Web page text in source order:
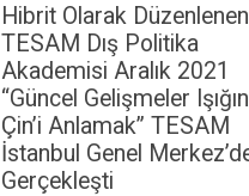
Hibrit Olarak Düzenlenen
TESAM Dış Politika
Akademisi Aralık 2021
“Güncel Gelişmeler
Çin’i Anlamak” TESAM
İstanbul Genel
Gerçekleşti